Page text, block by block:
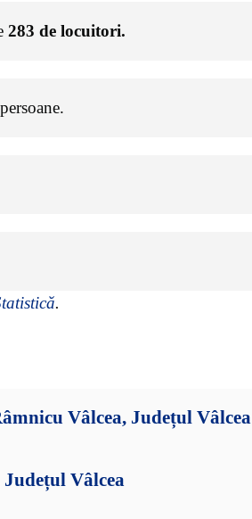
283 de locuitori.
.
Vâlcea, Județul Vâlcea
Vâlcea